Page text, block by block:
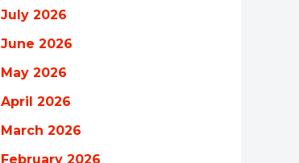
July 2026
June 2026
May 2026
April 2026
March 2026
February 2026